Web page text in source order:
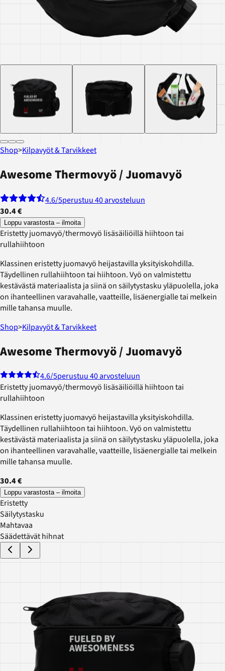
Shop>Kilpavyöt & Tarvikkeet
Awesome Thermovyö / Juomavyö
4.6/5perustuu 40 arvosteluun
30.4 €
Loppu varastosta – ilmoita
Eristetty juomavyö/thermovyö lisäsäiliöillä hiihtoon tai
rullahiihtoon
Klassinen eristetty juomavyö heijastavilla yksityiskohdilla.
Täydellinen rullahiihtoon tai hiihtoon. Vyö on valmistettu
kestävästä materiaalista ja siinä on säilytystasku yläpuolella, joka
on ihanteellinen varavahalle, vaatteille, lisäenergialle tai melkein
mille tahansa muulle.
Shop>Kilpavyöt & Tarvikkeet
Awesome Thermovyö / Juomavyö
4.6/5perustuu 40 arvosteluun
Eristetty juomavyö/thermovyö lisäsäiliöillä hiihtoon tai
rullahiihtoon
Klassinen eristetty juomavyö heijastavilla yksityiskohdilla.
Täydellinen rullahiihtoon tai hiihtoon. Vyö on valmistettu
kestävästä materiaalista ja siinä on säilytystasku yläpuolella, joka
on ihanteellinen varavahalle, vaatteille, lisäenergialle tai melkein
mille tahansa muulle.
30.4 €
Loppu varastosta – ilmoita
Eristetty
Säilytystasku
Mahtavaa
Säädettävät hihnat